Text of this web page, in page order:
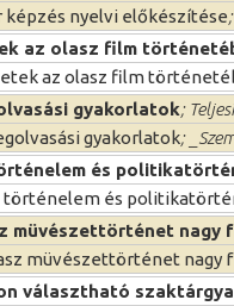
képzés nyelvi előkészítése
az olasz film
az olasz film
gyakorlatok;
gyakorlatok;
és
történelem és
müvészettörténet nagy
müvészettörténet nagy
választható